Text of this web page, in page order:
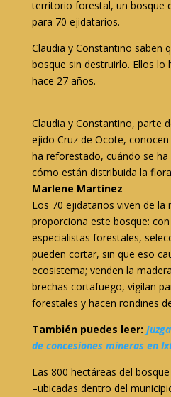
territorio forestal, un bosque
para 70 ejidatarios.
Claudia y Constantino saben
bosque sin destruirlo. Ellos lo
hace 27 años.
Claudia y Constantino, parte
ejido Cruz de Ocote,
ha reforestado, cuándo se
cómo están distribuida la
Marlene Martínez
Los 70 ejidatarios viven de la
proporciona este bosque:
especialistas forestales,
pueden cortar, sin que eso
ecosistema; venden la
brechas cortafuego, vigilan
forestales y hacen rondines
También puedes leer:
de concesiones mineras en
Las 800 hectáreas del
–ubicadas dentro del